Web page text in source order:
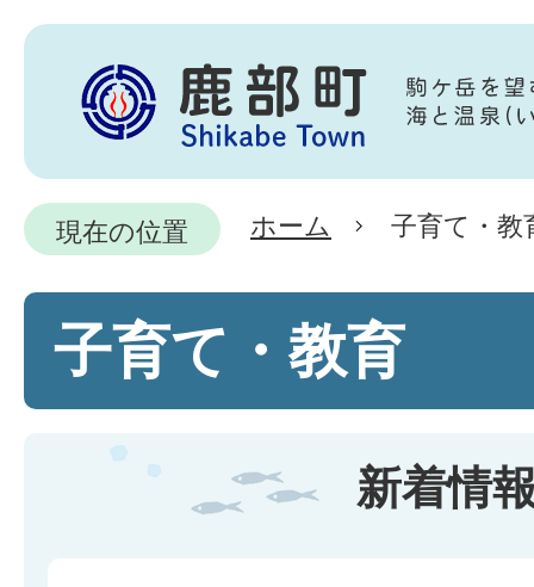
現在の位置 ホーム 子育て・教
子育て・教育
新着情